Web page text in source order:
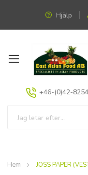
Hjälp
Växla
+46-(0)42-
Hem JOSS PAPER